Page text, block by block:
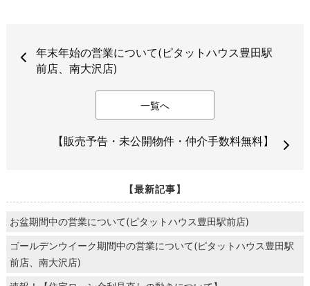
年末年始の営業について(ピタットハウス豊田駅
前店、南大沢店)
一覧へ
【販売予告・未公開物件・仲介手数料無料】
【最新記事】
お盆期間中の営業について(ピタットハウス豊田駅前店)
ゴールデンウイーク期間中の営業について(ピタットハウス豊田駅
前店、南大沢店)